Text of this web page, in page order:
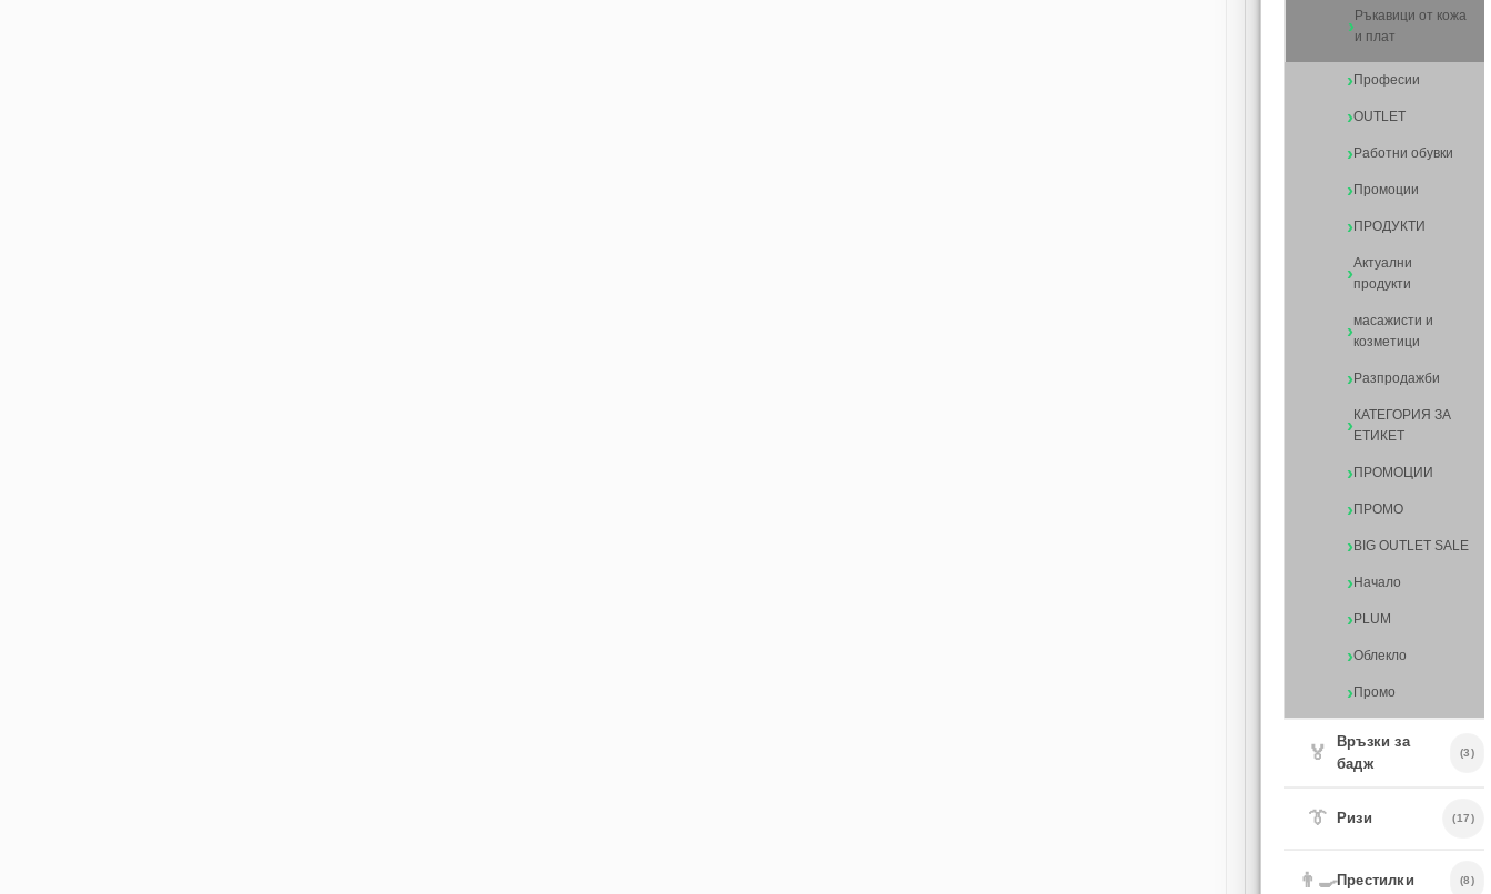
Ръкавици от кожа
и плат
Професии
OUTLET
Работни обувки
Промоции
ПРОДУКТИ
Актуални
продукти
масажисти и
козметици
Разпродажби
КАТЕГОРИЯ ЗА
ЕТИКЕТ
ПРОМОЦИИ
ПРОМО
BIG OUTLET SALE
Начало
PLUM
Облекло
Промо
🏅
Връзки за
бадж
(3)
👔 Ризи (17)
👨‍🍳Престилки (8)